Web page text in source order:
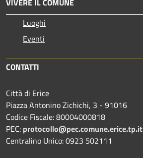
Luoghi
Eventi
CONTATTI
Città di Erice
Piazza Antonino Zichichi, 3 - 91016
Codice Fiscale: 80004000818
PEC: protocollo@pec.comune.erice.tp.it
Centralino Unico: 0923 502111